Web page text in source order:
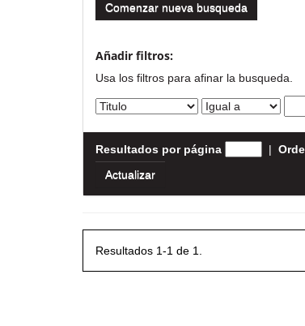
Comenzar nueva busqueda
Añadir filtros:
Usa los filtros para afinar la busqueda.
Resultados por página |
Resultados 1-1 de 1.